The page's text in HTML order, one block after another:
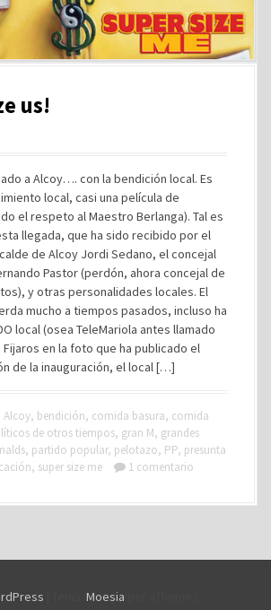
us!
a Alcoy…. con la bendición local. Es
local, casi una película de
el respeto al Maestro Berlanga). Tal es
llegada, que ha sido recibido por el
de Alcoy Jordi Sedano, el concejal
Pastor (perdón, ahora concejal de
y otras personalidades locales. El
mucho a tiempos pasados, incluso ha
local (osea TeleMariola antes llamado
Fijaros en la foto que ha publicado el
de la inauguración, el local […]
Alcoy, bendición, comida basura, comida
de otros tiempos, gran M, grandes
, partido popular, pelotazo, PP, presunta
, super size me 1 comentario
Moesia